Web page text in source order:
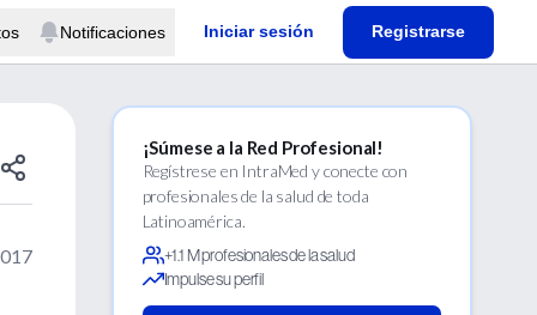
Notificaciones Iniciar sesión Registrarse
¡Súmese a la Red Profesional!
Regístrese en IntraMed y conecte con
profesionales de la salud de toda
Latinoamérica.
+1.1 M profesionales de la salud
Impulse su perfil